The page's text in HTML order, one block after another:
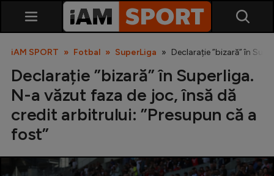
SuperLiga
iAM SPORT Fotbal SuperLiga Declarație ”bizară” în
Declarație ”bizară” în Superliga.
N-a văzut faza de joc, însă dă
credit arbitrului: ”Presupun că a
fost”